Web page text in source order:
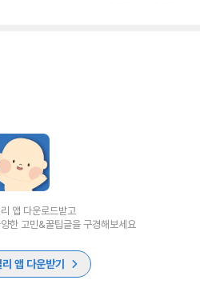
앱 다운로드받고
한 고민&꿀팁글을 구경해보세요
앱 다운받기